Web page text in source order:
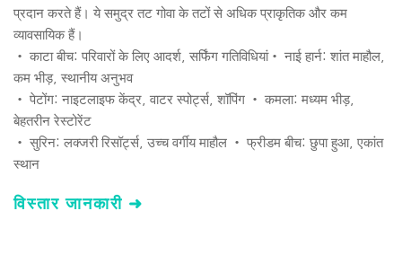
प्रदान करते हैं। ये समुद्र तट गोवा के तटों से अधिक प्राकृतिक और कम
व्यावसायिक हैं।
• काटा बीच: परिवारों के लिए आदर्श, सर्फिंग गतिविधियां• नाई हार्न: शांत माहौल,
कम भीड़, स्थानीय अनुभव
• पेटोंग: नाइटलाइफ केंद्र, वाटर स्पोर्ट्स, शॉपिंग • कमला: मध्यम भीड़,
बेहतरीन रेस्टोरेंट
• सुरिन: लक्जरी रिसॉर्ट्स, उच्च वर्गीय माहौल • फ्रीडम बीच: छुपा हुआ, एकांत
स्थान
विस्तार जानकारी ➜